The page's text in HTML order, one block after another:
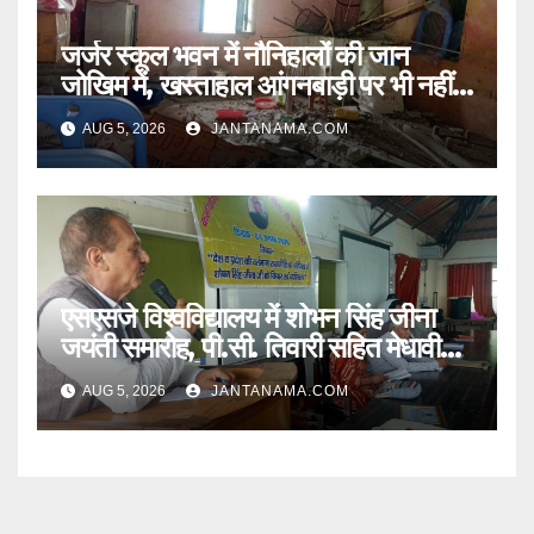
जर्जर स्कूल भवन में नौनिहालों की जान
जोखिम में, खस्ताहाल आंगनबाड़ी पर भी नहीं
जागा प्रशासन
AUG 5, 2026 JANTANAMA.COM
एसएसजे विश्वविद्यालय में शोभन सिंह जीना
जयंती समारोह, पी.सी. तिवारी सहित मेधावी
छात्र हुए सम्मानित
AUG 5, 2026 JANTANAMA.COM